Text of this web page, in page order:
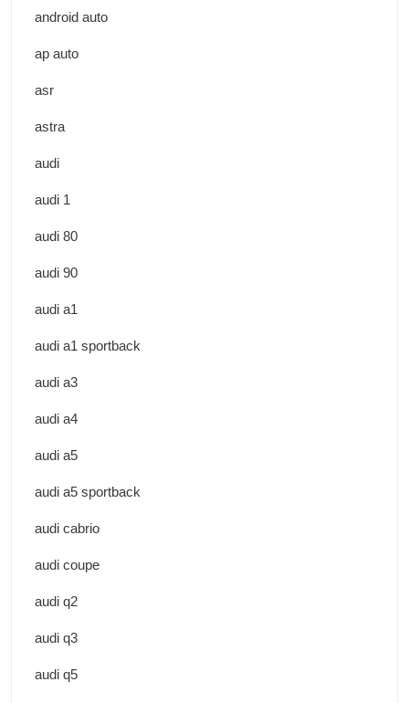
android auto
ap auto
asr
astra
audi
audi 1
audi 80
audi 90
audi a1
audi a1 sportback
audi a3
audi a4
audi a5
audi a5 sportback
audi cabrio
audi coupe
audi q2
audi q3
audi q5